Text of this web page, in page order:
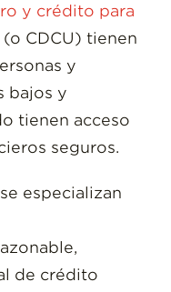
y crédito para
(o CDCU) tienen
y
bajos y
tienen acceso
seguros.
especializan
de crédito